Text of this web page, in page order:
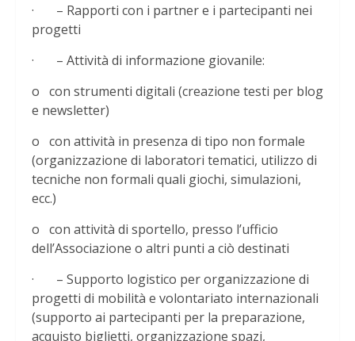
· – Rapporti con i partner e i partecipanti nei
progetti
· – Attività di informazione giovanile:
o con strumenti digitali (creazione testi per blog
e newsletter)
o con attività in presenza di tipo non formale
(organizzazione di laboratori tematici, utilizzo di
tecniche non formali quali giochi, simulazioni,
ecc.)
o con attività di sportello, presso l’ufficio
dell’Associazione o altri punti a ciò destinati
· – Supporto logistico per organizzazione di
progetti di mobilità e volontariato internazionali
(supporto ai partecipanti per la preparazione,
acquisto biglietti, organizzazione spazi,